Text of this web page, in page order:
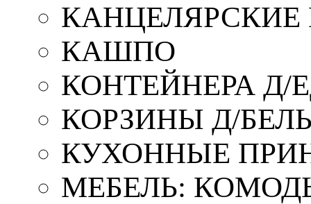
КАШПО
КОНТЕЙНЕРА Д/
КОРЗИНЫ Д/
КУХОННЫЕ
МЕБЕЛЬ: